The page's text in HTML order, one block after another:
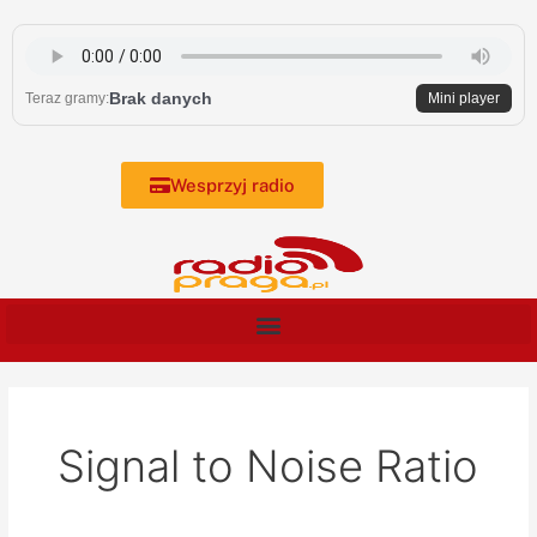
content
Teraz gramy:Brak danych Mini player
Wesprzyj radio
Signal to Noise Ratio